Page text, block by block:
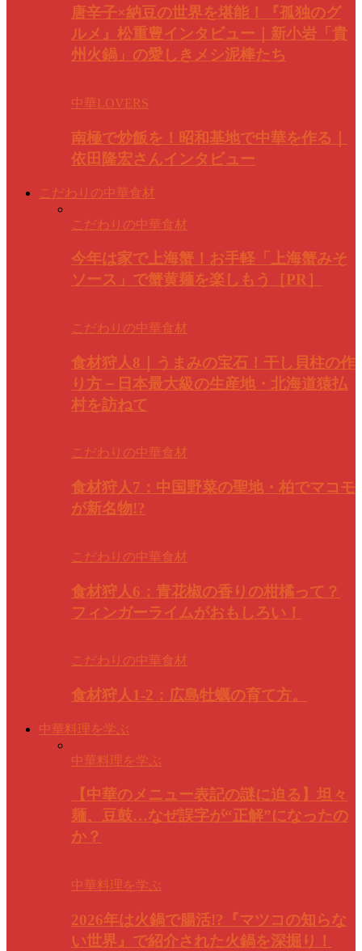
唐辛子×納豆の世界を堪能！『孤独のグ
ルメ』松重豊インタビュー｜新小岩「貴
州火鍋」の愛しきメシ泥棒たち
中華LOVERS
南極で炒飯を！昭和基地で中華を作る｜
依田隆宏さんインタビュー
こだわりの中華食材
こだわりの中華食材
今年は家で上海蟹！お手軽「上海蟹みそ
ソース」で蟹黄麺を楽しもう［PR］
こだわりの中華食材
食材狩人8｜うまみの宝石！干し貝柱の作
り方－日本最大級の生産地・北海道猿払
村を訪ねて
こだわりの中華食材
食材狩人7：中国野菜の聖地・柏でマコモ
が新名物!?
こだわりの中華食材
食材狩人6：青花椒の香りの柑橘って？
フィンガーライムがおもしろい！
こだわりの中華食材
食材狩人1-2：広島牡蠣の育て方。
中華料理を学ぶ
中華料理を学ぶ
【中華のメニュー表記の謎に迫る】坦々
麺、豆鼓…なぜ誤字が“正解”になったの
か？
中華料理を学ぶ
2026年は火鍋で腸活!?『マツコの知らな
い世界』で紹介された火鍋を深掘り！